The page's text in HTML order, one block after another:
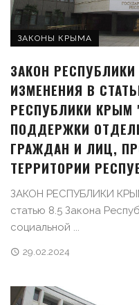
ЗАКОНЫ КРЫМА
ЗАКОН
ИЗМЕНЕНИЯ В
РЕСПУБЛИКИ КРЫМ
ПОДДЕРЖКИ
ГРАЖДАН И ЛИЦ,
ТЕРРИТОРИИ
ЗАКОН РЕСПУБЛИКИ
статью 8.5 Закона
социальной ...
29.02.2024